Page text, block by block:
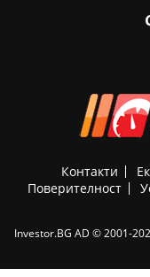
Контакти
Поверителност
Investor.BG AD © 2001-